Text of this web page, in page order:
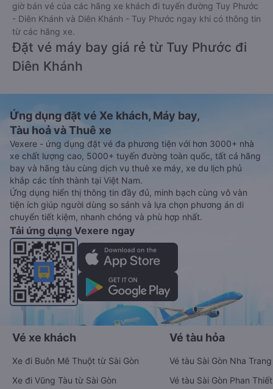
giờ bán vé của các hãng xe khách đi tuyến đường Tuy Phước
- Diên Khánh và Diên Khánh - Tuy Phước ngay khi có thông tin
từ các hãng xe.
Đặt vé máy bay giá rẻ từ Tuy Phước đi
Diên Khánh
Ứng dụng đặt vé Xe khách, Máy bay,
Tàu hoả và Thuê xe
Vexere - ứng dụng đặt vé đa phương tiện với hơn 3000+ nhà
xe chất lượng cao, 5000+ tuyến đường toàn quốc, tất cả hãng
bay và hãng tàu cùng dịch vụ thuê xe máy, xe du lịch phủ
khắp các tỉnh thành tại Việt Nam.
Ứng dụng hiển thị thông tin đầy đủ, minh bạch cùng vô vàn
tiện ích giúp người dùng so sánh và lựa chọn phương án di
chuyển tiết kiệm, nhanh chóng và phù hợp nhất.
Tải ứng dụng Vexere ngay
Vé xe khách
Xe đi Buôn Mê Thuột từ Sài Gòn
Xe đi Vũng Tàu từ Sài Gòn
Vé tàu hỏa
Vé tàu Sài Gòn Nha Trang
Vé tàu Sài Gòn Phan Thiết